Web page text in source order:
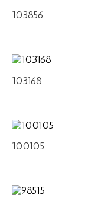
103856
103168
100105